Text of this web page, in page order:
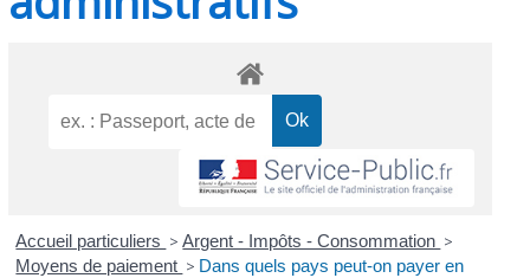
Accueil particuliers > Argent - Impôts - Consommation >
Moyens de paiement > Dans quels pays peut-on payer en